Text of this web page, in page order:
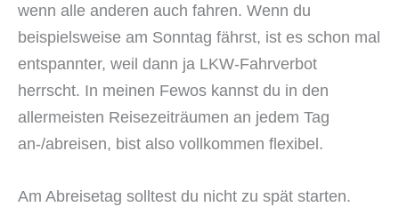
wenn alle anderen auch fahren. Wenn du
beispielsweise am Sonntag fährst, ist es schon mal
entspannter, weil dann ja LKW-Fahrverbot
herrscht. In meinen Fewos kannst du in den
allermeisten Reisezeiträumen an jedem Tag
an-/abreisen, bist also vollkommen flexibel.
Am Abreisetag solltest du nicht zu spät starten.